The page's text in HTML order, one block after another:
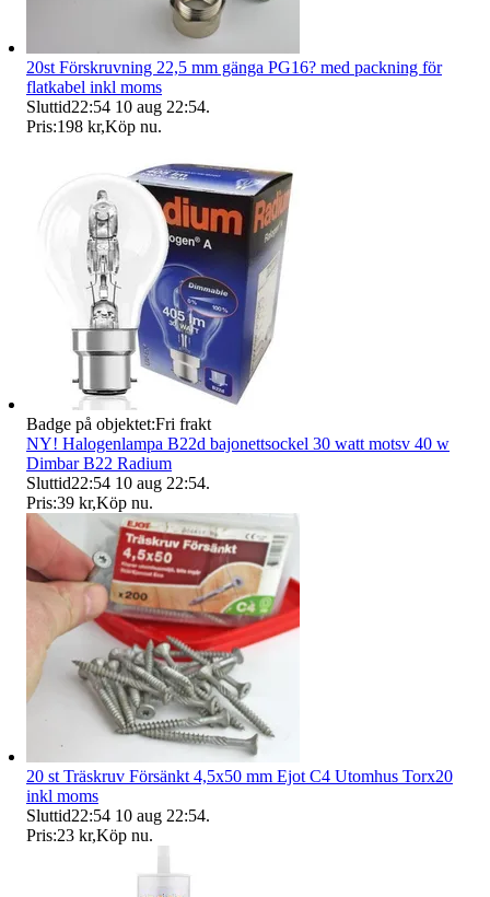
20st Förskruvning 22,5 mm gänga PG16? med packning för
flatkabel inkl moms
Sluttid22:54 10 aug 22:54.
Pris:198 kr,Köp nu.
Badge på objektet:Fri frakt
NY! Halogenlampa B22d bajonettsockel 30 watt motsv 40 w
Dimbar B22 Radium
Sluttid22:54 10 aug 22:54.
Pris:39 kr,Köp nu.
20 st Träskruv Försänkt 4,5x50 mm Ejot C4 Utomhus Torx20
inkl moms
Sluttid22:54 10 aug 22:54.
Pris:23 kr,Köp nu.